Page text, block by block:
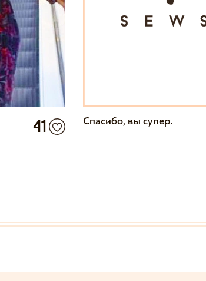
41 Спасибо, вы супер.